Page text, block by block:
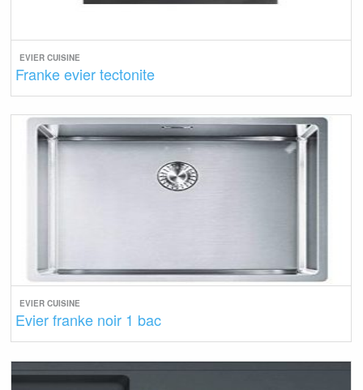
EVIER CUISINE
Franke evier tectonite
EVIER CUISINE
Evier franke noir 1 bac